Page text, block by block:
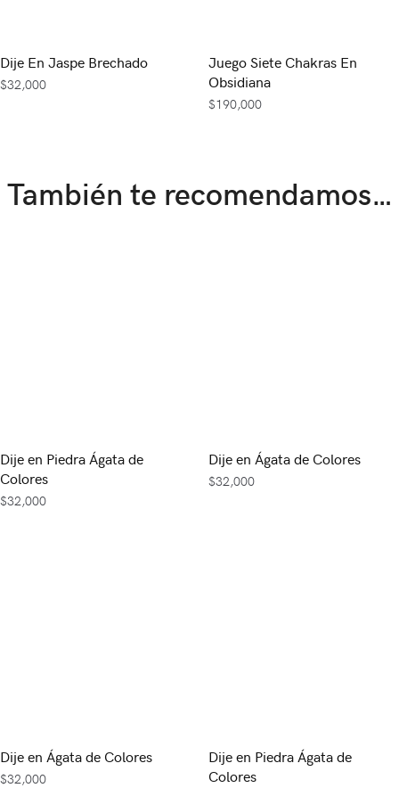
Dije En Jaspe Brechado
$32,000
Juego Siete Chakras En
Obsidiana
$190,000
También te recomendamos…
Dije en Piedra Ágata de
Colores
$32,000
Dije en Ágata de Colores
$32,000
Dije en Ágata de Colores
$32,000
Dije en Piedra Ágata de
Colores